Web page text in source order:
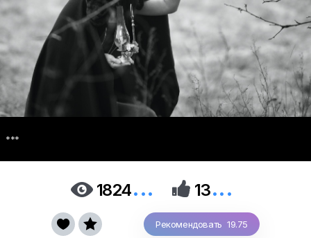
***
 1824...  13...
Рекомендовать 19.75
 